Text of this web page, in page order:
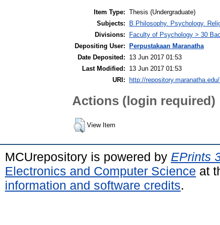
Item Type: Thesis (Undergraduate)
Subjects:
B Philosophy. Psychology.
Divisions:
Faculty of Psychology > 30
Depositing User:
Perpustakaan Maranatha
Date Deposited:
13 Jun 2017 01:53
Last Modified:
13 Jun 2017 01:53
URI:
http://
Actions (login required)
View Item
MCUrepository is powered by EPrints
Electronics and Computer Science at
information and software credits.